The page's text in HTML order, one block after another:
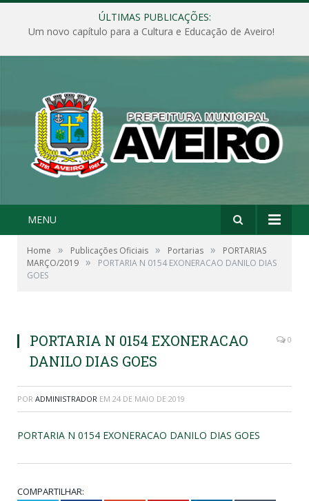
ÚLTIMAS PUBLICAÇÕES:
Um novo capítulo para a Cultura e Educação de Aveiro!
MENU
Home » Publicações Oficiais » Portarias »
PORTARIAS
MARÇO/2019 »
PORTARIA N 0154 EXONERACAO DANILO DIAS
GOES
PORTARIA N 0154 EXONERACAO
DANILO DIAS GOES
0
POR ADMINISTRADOR EM 24 DE MAIO DE 2019
PORTARIA N 0154 EXONERACAO DANILO DIAS GOES
COMPARTILHAR: